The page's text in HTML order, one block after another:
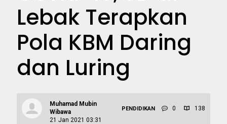
Lebak Terapkan
Pola KBM Daring
dan Luring
Muhamad Mubin
Wibawa
21 Jan 2021 03:31
PENDIDIKAN 0 138